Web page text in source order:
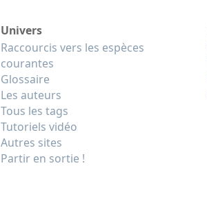
Univers
Raccourcis vers les espèces
courantes
Glossaire
Les auteurs
Tous les tags
Tutoriels vidéo
Autres sites
Partir en sortie !